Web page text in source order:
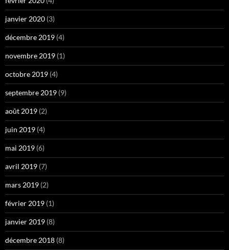
janvier 2020 (3)
décembre 2019 (4)
novembre 2019 (1)
octobre 2019 (4)
septembre 2019 (9)
août 2019 (2)
juin 2019 (4)
mai 2019 (6)
avril 2019 (7)
mars 2019 (2)
février 2019 (1)
janvier 2019 (8)
décembre 2018 (8)